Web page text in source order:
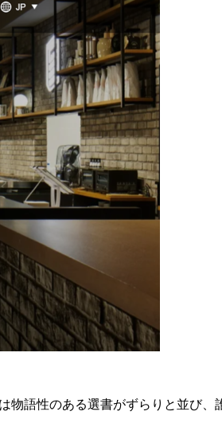
物語性のある選書がずらりと並び、